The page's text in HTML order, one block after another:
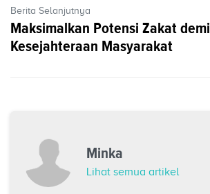
Berita Selanjutnya
Maksimalkan Potensi Zakat demi
Kesejahteraan Masyarakat
Minka
Lihat semua artikel